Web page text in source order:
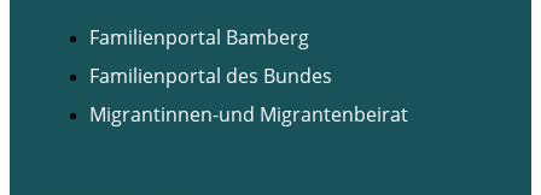
Familienportal Bamberg
Familienportal des Bundes
Migrantinnen-und Migrantenbeirat